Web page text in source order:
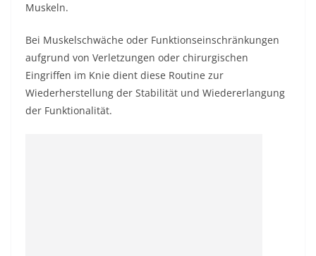
Muskeln.
Bei Muskelschwäche oder Funktionseinschränkungen
aufgrund von Verletzungen oder chirurgischen
Eingriffen im Knie dient diese Routine zur
Wiederherstellung der Stabilität und Wiedererlangung
der Funktionalität.